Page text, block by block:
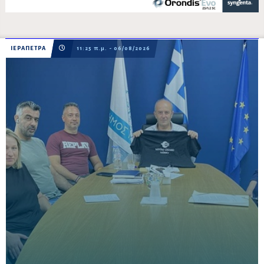
ΙΕΡΑΠΕΤΡΑ 11:25 π.μ. - 06/08/2026